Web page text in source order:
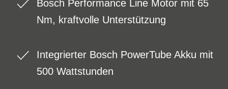
Bosch Performance Line Motor mit 65
Nm, kraftvolle Unterstützung
Integrierter Bosch PowerTube Akku mit
500 Wattstunden